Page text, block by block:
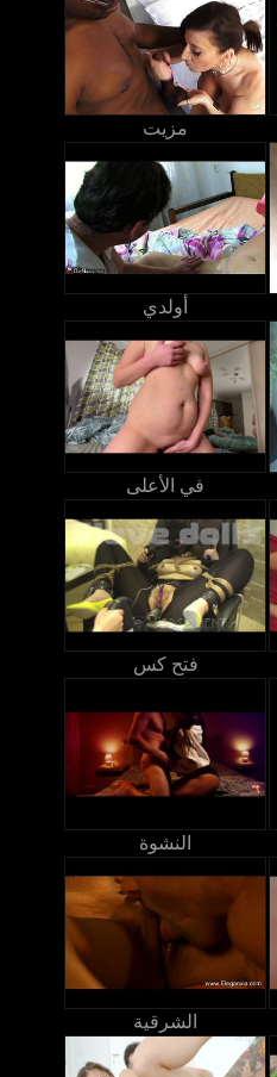
مزيت
أولدي
في الأعلى
فتح كس
النشوة
الشرقية